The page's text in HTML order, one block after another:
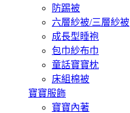
防踢被
六層紗被/三層紗被
成長型睡袍
包巾紗布巾
童話寶寶枕
床組棉被
寶寶服飾
寶寶內著